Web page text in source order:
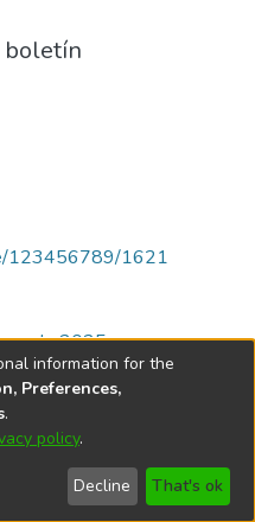
boletín
123456789/1621
de 2025
de Córdoba
information for the
Preferences,
.
policy.
Decline That's ok